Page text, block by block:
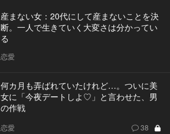
産まない女：20代にして産まないことを決
断。一人で生きていく大変さは分かってい
る
恋愛
何カ月も弄ばれていたけれど…。ついに美
女に「今夜デートしよ♡」と言わせた、男
の作戦
恋愛 38